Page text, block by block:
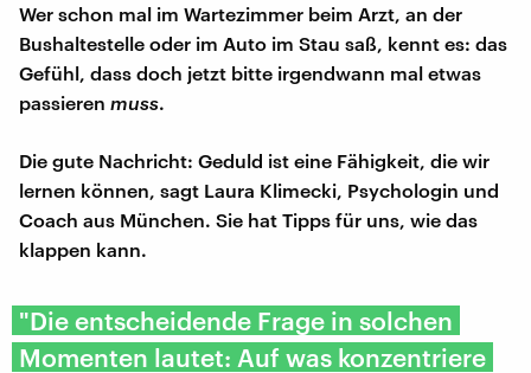
Wer schon mal im Wartezimmer beim Arzt, an der
Bushaltestelle oder im Auto im Stau saß, kennt es: das
Gefühl, dass doch jetzt bitte irgendwann mal etwas
passieren muss.
Die gute Nachricht: Geduld ist eine Fähigkeit, die wir
lernen können, sagt Laura Klimecki, Psychologin und
Coach aus München. Sie hat Tipps für uns, wie das
klappen kann.
"Die entscheidende Frage in solchen
Momenten lautet: Auf was konzentriere